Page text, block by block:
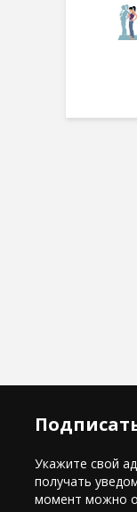
Укажите свой
получать
момент можно